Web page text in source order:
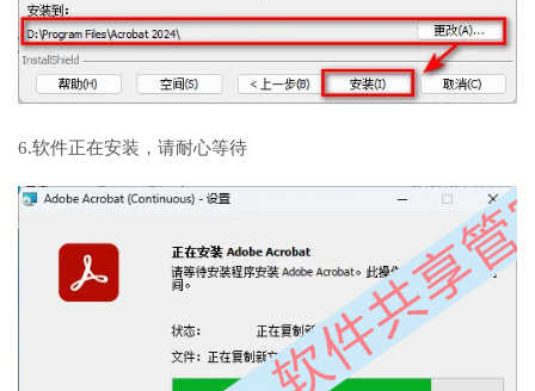
6.软件正在安装，请耐心等待